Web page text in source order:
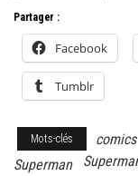
Partager :
Facebook
Tumblr
Mots-clés comics
Superman